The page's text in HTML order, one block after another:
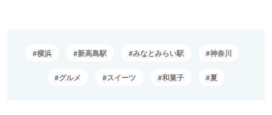
横浜 新高島駅 みなとみらい駅 神奈川
グルメ スイーツ 和菓子 夏